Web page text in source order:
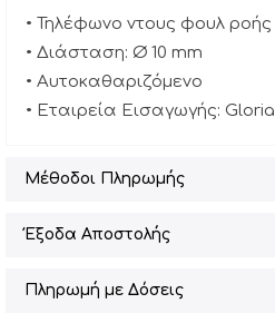
• Τηλέφωνο ντους φουλ ροής
• Διάσταση: Ø 10 mm
• Αυτοκαθαριζόμενο
• Εταιρεία Εισαγωγής: Gloria
Μέθοδοι Πληρωμής
Έξοδα Αποστολής
Πληρωμή με Δόσεις